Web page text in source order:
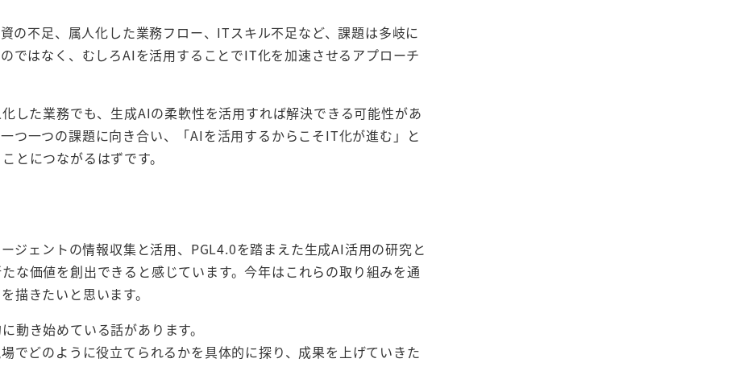
の不足、属人化した業務フロー、ITスキル不足など、課題は多岐に
ではなく、むしろAIを活用することでIT化を加速させるアプローチ
した業務でも、生成AIの柔軟性を活用すれば解決できる可能性があ
つ一つの課題に向き合い、「AIを活用するからこそIT化が進む」と
とにつながるはずです。
ジェントの情報収集と活用、PGL4.0を踏まえた生成AI活用の研究と
な価値を創出できると感じています。今年はこれらの取り組みを通
描きたいと思います。
動き始めている話があります。
でどのように役立てられるかを具体的に探り、成果を上げていきた